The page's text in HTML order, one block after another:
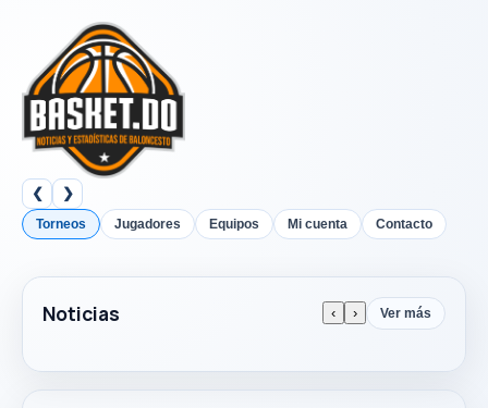
❮ ❯
Torneos Jugadores Equipos Mi cuenta Contacto
Noticias ‹ › Ver más